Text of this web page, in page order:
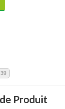
39
Produit